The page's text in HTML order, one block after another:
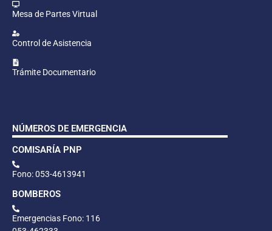
Mesa de Partes Virtual
Control de Asistencia
Trámite Documentario
NÚMEROS DE EMERGENCIA
COMISARÍA PNP
Fono: 053-4613941
BOMBEROS
Emergencias Fono: 116